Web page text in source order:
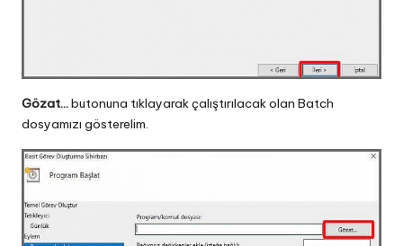
Gözat…butonuna tıklayarak çalıştırılacak olan Batch
dosyamızı gösterelim.